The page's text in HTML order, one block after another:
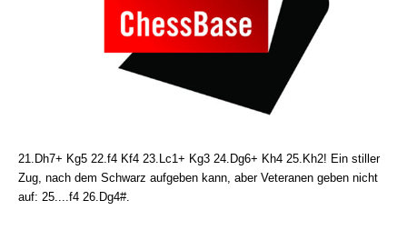
21.Dh7+ Kg5 22.f4 Kf4 23.Lc1+ Kg3 24.Dg6+ Kh4 25.Kh2! Ein stiller
Zug, nach dem Schwarz aufgeben kann, aber Veteranen geben nicht
auf: 25....f4 26.Dg4#.